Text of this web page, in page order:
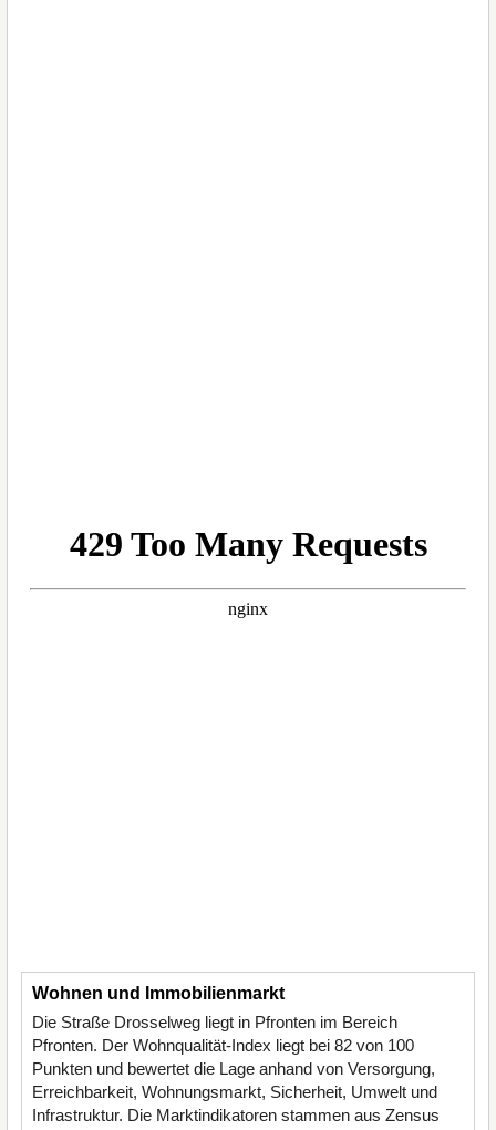
Wohnen und Immobilienmarkt
Die Straße Drosselweg liegt in Pfronten im Bereich
Pfronten. Der Wohnqualität-Index liegt bei 82 von 100
Punkten und bewertet die Lage anhand von Versorgung,
Erreichbarkeit, Wohnungsmarkt, Sicherheit, Umwelt und
Infrastruktur. Die Marktindikatoren stammen aus Zensus